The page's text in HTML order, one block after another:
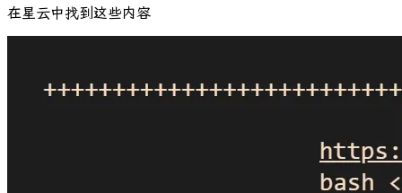
在星云中找到这些内容